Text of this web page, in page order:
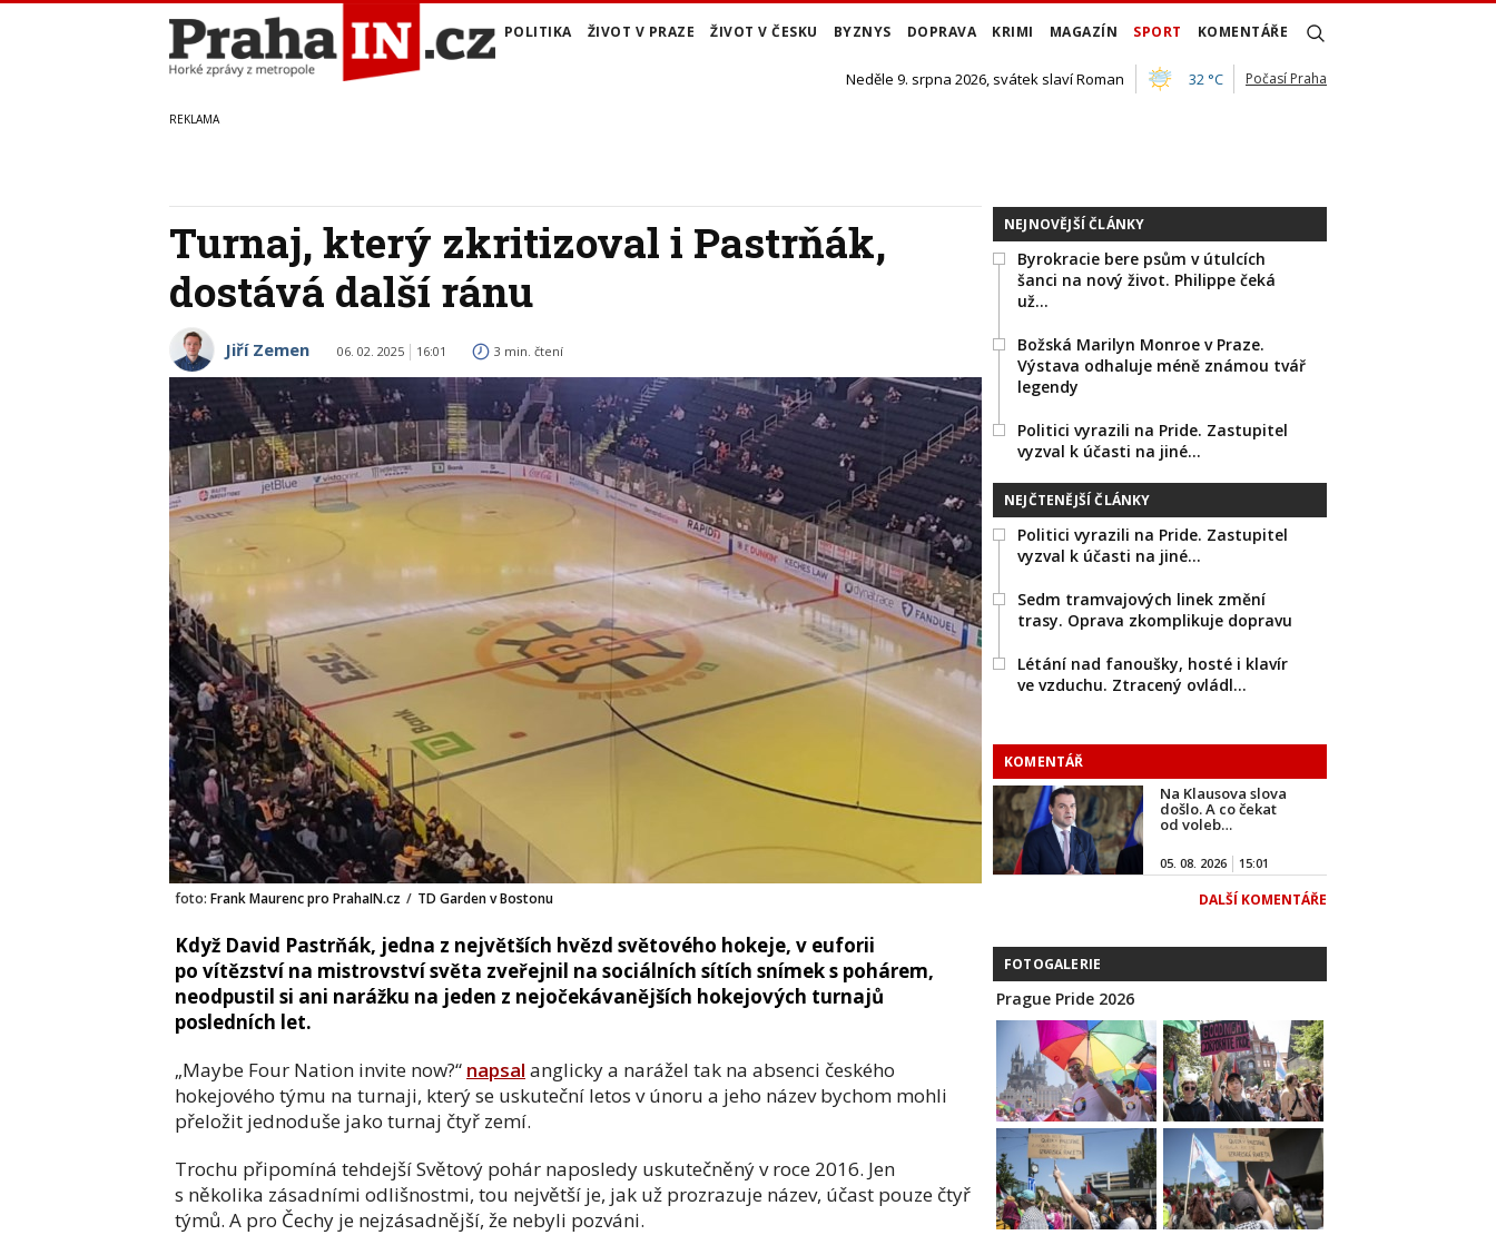
POLITIKA ŽIVOT V PRAZE ŽIVOT V ČESKU BYZNYS DOPRAVA KRIMI MAGAZÍN SPORT KOMENTÁŘE
Neděle 9. srpna 2026, svátek slaví Roman 32 °C Počasí Praha
Turnaj, který zkritizoval i Pastrňák,
dostává další ránu
Jiří Zemen 06. 02. 2025 16:01 3 min. čtení
foto: Frank Maurenc pro PrahaIN.cz / TD Garden v Bostonu
Když David Pastrňák, jedna z největších hvězd světového hokeje, v euforii
po vítězství na mistrovství světa zveřejnil na sociálních sítích snímek s pohárem,
neodpustil si ani narážku na jeden z nejočekávanějších hokejových turnajů
posledních let.
„Maybe Four Nation invite now?“ napsal anglicky a narážel tak na absenci českého
hokejového týmu na turnaji, který se uskuteční letos v únoru a jeho název bychom mohli
přeložit jednoduše jako turnaj čtyř zemí.
Trochu připomíná tehdejší Světový pohár naposledy uskutečněný v roce 2016. Jen
s několika zásadními odlišnostmi, tou největší je, jak už prozrazuje název, účast pouze čtyř
týmů. A pro Čechy je nejzásadnější, že nebyli pozváni.
NEJNOVĚJŠÍ ČLÁNKY
Byrokracie bere psům v útulcích
šanci na nový život. Philippe čeká
už…
Božská Marilyn Monroe v Praze.
Výstava odhaluje méně známou tvář
legendy
Politici vyrazili na Pride. Zastupitel
vyzval k účasti na jiné…
NEJČTENĚJŠÍ ČLÁNKY
Politici vyrazili na Pride. Zastupitel
vyzval k účasti na jiné…
Sedm tramvajových linek změní
trasy. Oprava zkomplikuje dopravu
Létání nad fanoušky, hosté i klavír
ve vzduchu. Ztracený ovládl…
KOMENTÁŘ
Na Klausova slova
došlo. A co čekat
od voleb…
05. 08. 2026 15:01
DALŠÍ KOMENTÁŘE
FOTOGALERIE
Prague Pride 2026